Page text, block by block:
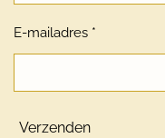
E-mailadres *
Verzenden